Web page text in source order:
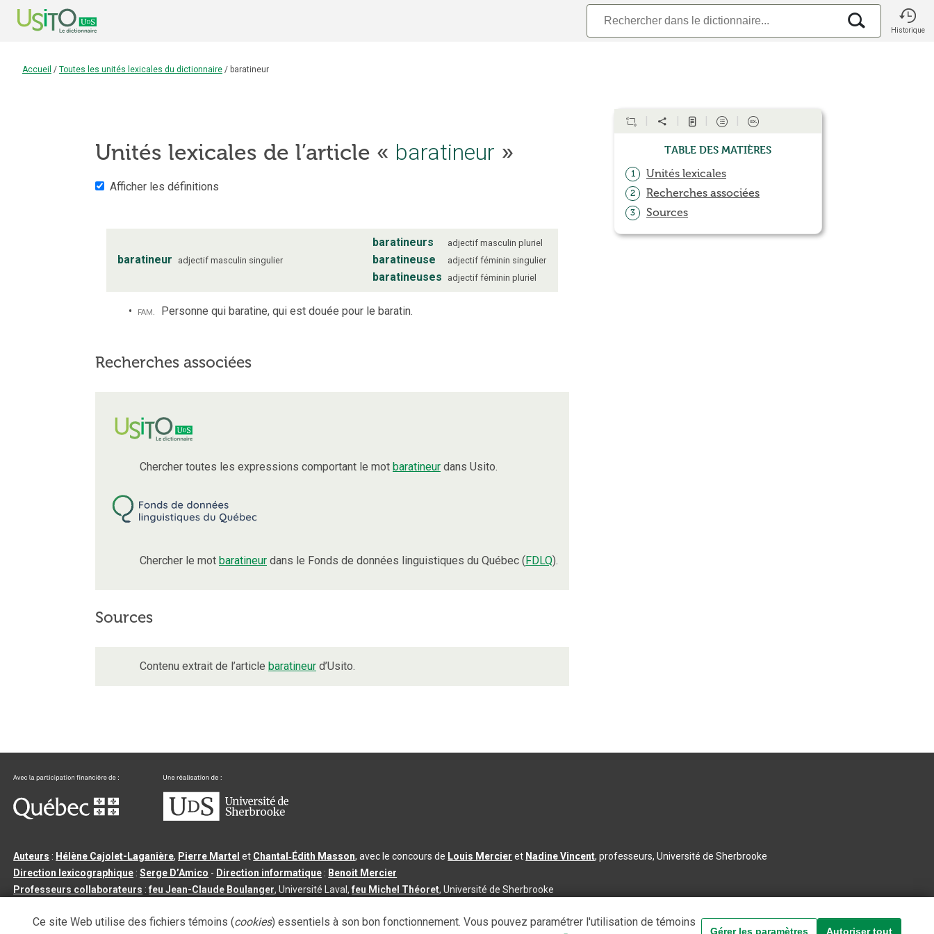
Historique
Accueil / Toutes les unités lexicales du dictionnaire / baratineur
Unités lexicales de l’article « baratineur »
Afficher les définitions
baratineur adjectif masculin singulier
baratineurs adjectif masculin pluriel
baratineuse adjectif féminin singulier
baratineuses adjectif féminin pluriel
fam. Personne qui baratine, qui est douée pour le baratin.
Recherches associées
Chercher toutes les expressions comportant le mot baratineur dans Usito.
Chercher le mot baratineur dans le Fonds de données linguistiques du Québec (FDLQ).
Sources
Contenu extrait de l’article baratineur d’Usito.
Table des matières
1 Unités lexicales
2 Recherches associées
3 Sources
Auteurs : Hélène Cajolet-Laganière, Pierre Martel et Chantal‑Édith Masson, avec le concours de Louis Mercier et Nadine Vincent, professeurs, Université de Sherbrooke
Direction lexicographique :Serge D’Amico - Direction informatique : Benoit Mercier
Professeurs collaborateurs :feu Jean-Claude Boulanger, Université Laval,feu Michel Théoret, Université de Sherbrooke
Tous droits réservés©Université de Sherbrooke |3.2.2- Dernière mise à jour du contenu :2026-08-03
Ce site Web utilise des fichiers témoins (cookies) essentiels à son bon fonctionnement. Vous pouvez paramétrer l'utilisation de témoins
Gérer les paramètres Autoriser tout